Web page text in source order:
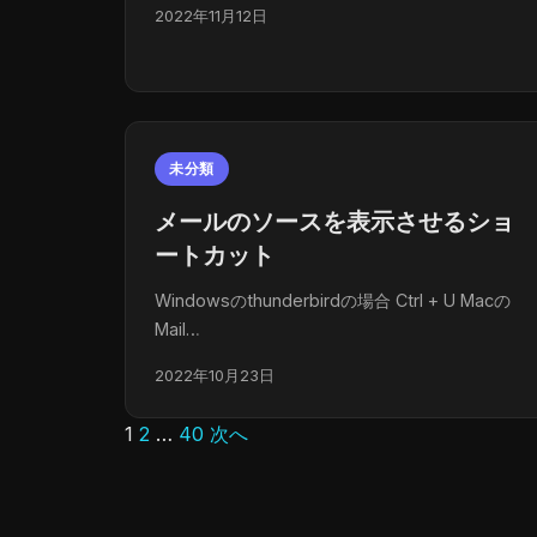
2022年11月12日
未分類
メールのソースを表示させるショ
ートカット
Windowsのthunderbirdの場合 Ctrl + U Macの
Mail…
2022年10月23日
投
1 2 … 40 次へ